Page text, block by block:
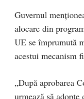
Guvernul
alocare din
UE se împrumută
acestui mecanism
„După aprobarea
urmează să